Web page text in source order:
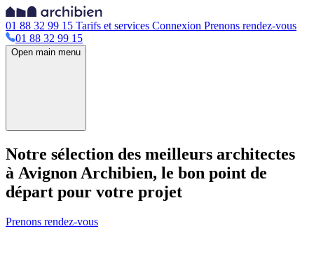
01 88 32 99 15 Tarifs et services Connexion Prenons rendez-vous
01 88 32 99 15
Open main menu
Notre sélection des meilleurs architectes
à Avignon Archibien, le bon point de
départ pour votre projet
Prenons rendez-vous